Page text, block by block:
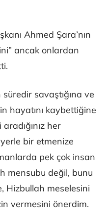
Ahmed Şara’nın
ancak onlardan
savaştığına ve
hayatını kaybettiğine
her
bir etmenize
pek çok insan
mensubu değil, bunu
Hizbullah meselesini
vermesini önerdim.